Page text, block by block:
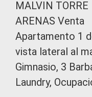
MALVIN TORRE
ARENAS Venta
Apartamento 1
vista lateral al
Gimnasio, 3
Laundry,